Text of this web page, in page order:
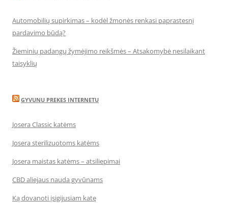
Automobilių supirkimas – kodėl žmonės renkasi paprastesnį
pardavimo būdą?
Žieminių padangų žymėjimo reikšmės – Atsakomybė nesilaikant
taisyklių
GYVUNU PREKES INTERNETU
Josera Classic katėms
Josera sterilizuotoms katėms
Josera maistas katėms – atsiliepimai
CBD aliejaus nauda gyvūnams
Ką dovanoti įsigijusiam katę